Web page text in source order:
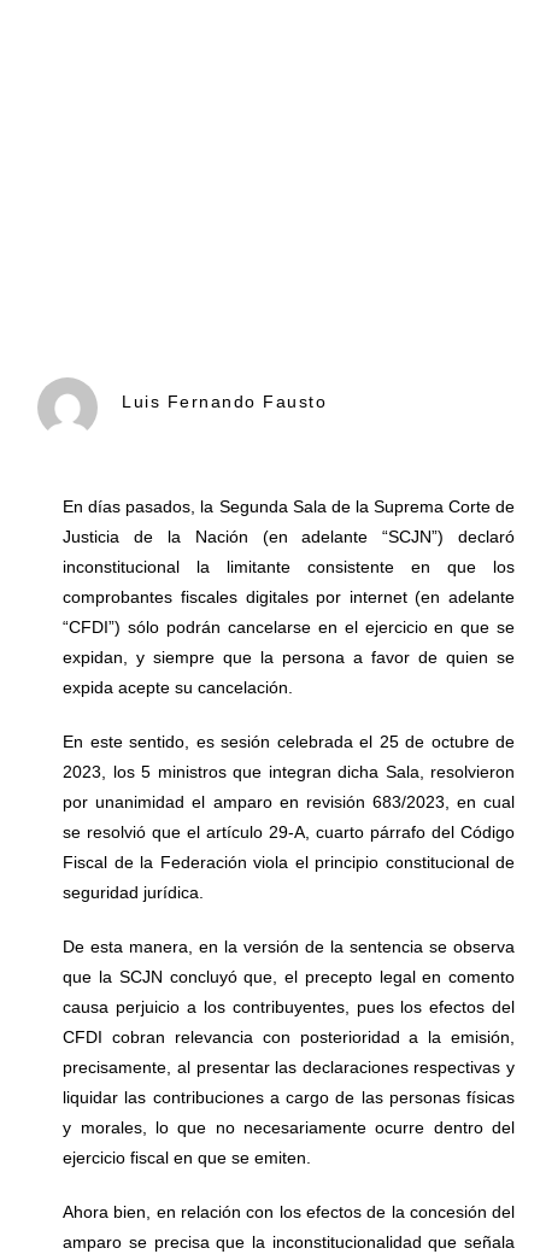
Luis Fernando Fausto
En días pasados, la Segunda Sala de la Suprema Corte de
Justicia de la Nación (en adelante “SCJN”) declaró
inconstitucional la limitante consistente en que los
comprobantes fiscales digitales por internet (en adelante
“CFDI”) sólo podrán cancelarse en el ejercicio en que se
expidan, y siempre que la persona a favor de quien se
expida acepte su cancelación.
En este sentido, es sesión celebrada el 25 de octubre de
2023, los 5 ministros que integran dicha Sala, resolvieron
por unanimidad el amparo en revisión 683/2023, en cual
se resolvió que el artículo 29-A, cuarto párrafo del Código
Fiscal de la Federación viola el principio constitucional de
seguridad jurídica.
De esta manera, en la versión de la sentencia se observa
que la SCJN concluyó que, el precepto legal en comento
causa perjuicio a los contribuyentes, pues los efectos del
CFDI cobran relevancia con posterioridad a la emisión,
precisamente, al presentar las declaraciones respectivas y
liquidar las contribuciones a cargo de las personas físicas
y morales, lo que no necesariamente ocurre dentro del
ejercicio fiscal en que se emiten.
Ahora bien, en relación con los efectos de la concesión del
amparo se precisa que la inconstitucionalidad que señala